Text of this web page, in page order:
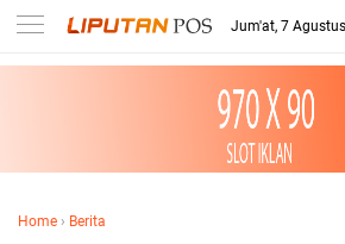
Jum'at, 7
Home › Berita